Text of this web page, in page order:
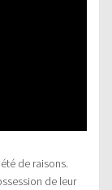
de raisons.
de leur